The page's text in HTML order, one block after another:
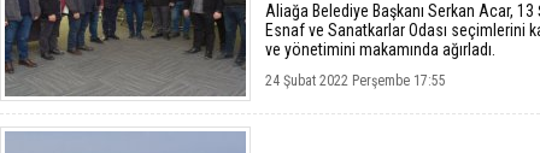
Aliağa Belediye Başkanı Serkan Acar,
Esnaf ve Sanatkarlar Odası seçimlerini
ve yönetimini makamında ağırladı.
24 Şubat 2022 Perşembe 17:55